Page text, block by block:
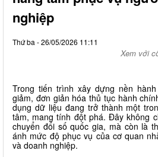
nghiệp
Thứ ba - 26/05/2026 11:11
Xem với
Trong tiến trình xây dựng nền
giảm, đơn giản hóa thủ tục hành
dụng dữ liệu đang trở thành một
tâm, mang tính đột phá. Đây không
chuyển đổi số quốc gia, mà còn là
ánh mức độ phục vụ của cơ quan
và doanh nghiệp.